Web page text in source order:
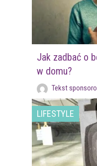
Jak zadbać o
w domu?
Tekst
LIFESTYLE